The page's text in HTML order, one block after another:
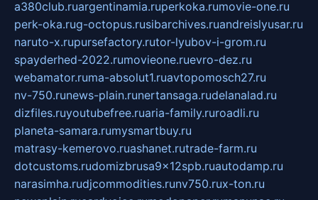
a380club.ruargentinamia.ruperkoka.rumovie-one.ru
perk-oka.rug-octopus.rusibarchives.ruandreislyusar.ru
naruto-x.rupursefactory.rutor-lyubov-i-grom.ru
spayderhed-2022.rumovieone.ruevro-dez.ru
webamator.ruma-absolut1.ruavtopomosch27.ru
nv-750.runews-plain.runertansaga.rudelanalad.ru
dizfiles.ruyoutubefree.ruaria-family.ruroadli.ru
planeta-samara.rumysmartbuy.ru
matrasy-kemerovo.ruashanet.rutrade-farm.ru
dotcustoms.rudomizbrusa9x12spb.ruautodamp.ru
narasimha.rudjcommodities.runv750.rux-ton.ru